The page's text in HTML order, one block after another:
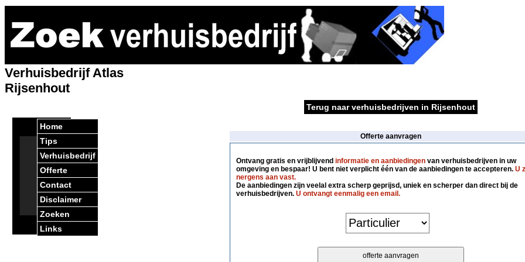
Home
Tips
Verhuisbedrijf
Offerte
Contact
Disclaimer
Zoeken
Links
Verhuisbedrijf Atlas
Rijsenhout
Terug naar verhuisbedrijven in Rijsenhout
Offerte aanvragen
Ontvang gratis en vrijblijvend informatie en aanbiedingenvan verhuisbedrijven in uw
omgeving en bespaar! U bent niet verplicht één van de aanbiedingen te accepteren. U
nergens aan vast.
De aanbiedingen zijn veelal extra scherp geprijsd, uniek en scherper dan direct bij de
verhuisbedrijven. U ontvangt eenmalig een email.